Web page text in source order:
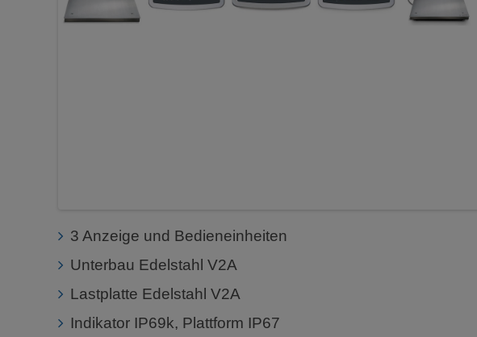
3 Anzeige und Bedieneinheiten
Unterbau Edelstahl V2A
Lastplatte Edelstahl V2A
Indikator IP69k, Plattform IP67